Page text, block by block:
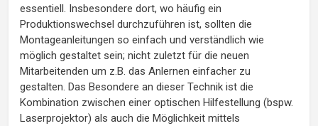
essentiell. Insbesondere dort, wo häufig ein
Produktionswechsel durchzuführen ist, sollten die
Montageanleitungen so einfach und verständlich wie
möglich gestaltet sein; nicht zuletzt für die neuen
Mitarbeitenden um z.B. das Anlernen einfacher zu
gestalten. Das Besondere an dieser Technik ist die
Kombination zwischen einer optischen Hilfestellung (bspw.
Laserprojektor) als auch die Möglichkeit mittels